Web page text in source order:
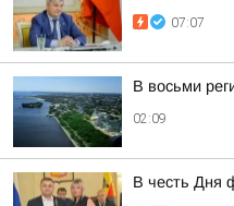
07:07
В восьми
02:09
В честь Дня